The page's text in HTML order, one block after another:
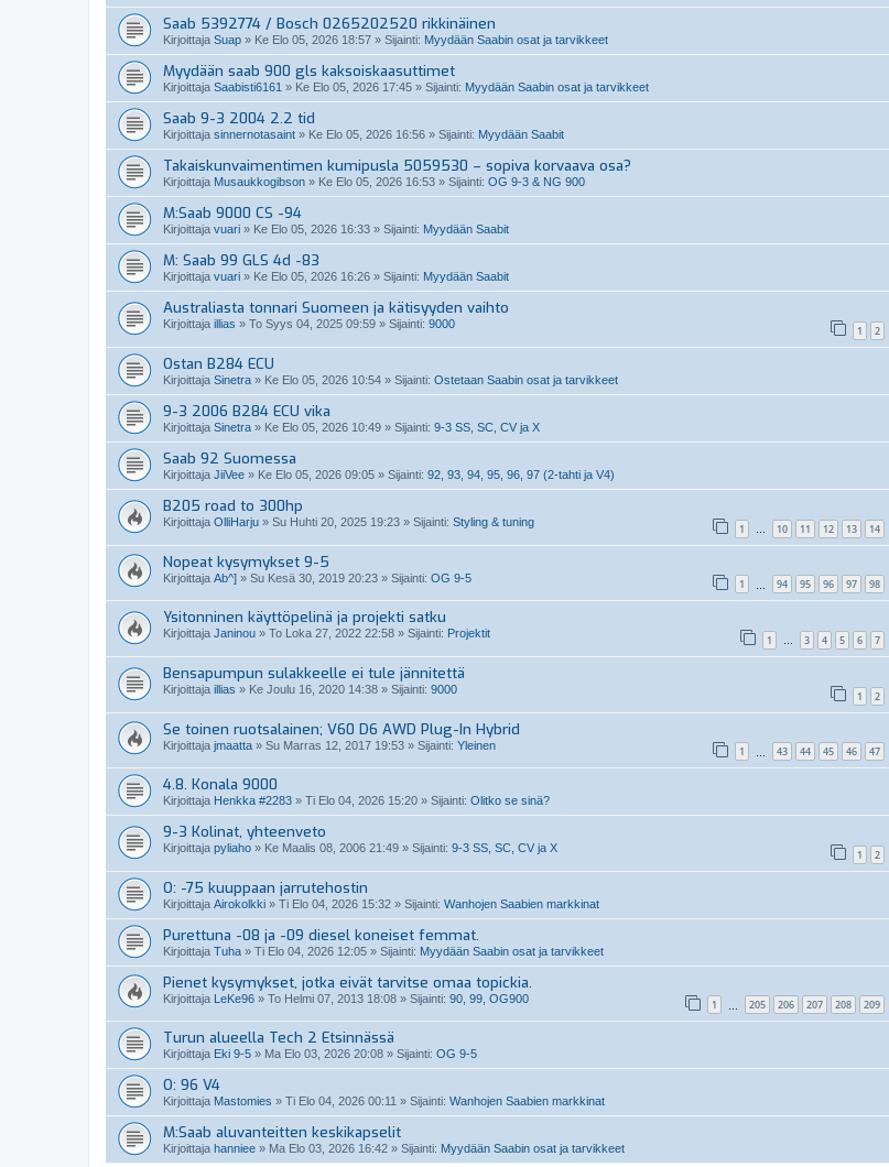
Saab 5392774 / Bosch 0265202520 rikkinäinen
Kirjoittaja Suap » Ke Elo 05, 2026 18:57 » Sijainti: Myydään Saabin osat ja tarvikkeet
Myydään saab 900 gls kaksoiskaasuttimet
Kirjoittaja Saabisti6161 » Ke Elo 05, 2026 17:45 » Sijainti: Myydään Saabin osat ja tarvikkeet
Saab 9-3 2004 2.2 tid
Kirjoittaja sinnernotasaint » Ke Elo 05, 2026 16:56 » Sijainti: Myydään Saabit
Takaiskunvaimentimen kumipusla 5059530 – sopiva korvaava osa?
Kirjoittaja Musaukkogibson » Ke Elo 05, 2026 16:53 » Sijainti: OG 9-3 & NG 900
M:Saab 9000 CS -94
Kirjoittaja vuari » Ke Elo 05, 2026 16:33 » Sijainti: Myydään Saabit
M: Saab 99 GLS 4d -83
Kirjoittaja vuari » Ke Elo 05, 2026 16:26 » Sijainti: Myydään Saabit
Australiasta tonnari Suomeen ja kätisyyden vaihto
Kirjoittaja illias » To Syys 04, 2025 09:59 » Sijainti: 9000 1 2
Ostan B284 ECU
Kirjoittaja Sinetra » Ke Elo 05, 2026 10:54 » Sijainti: Ostetaan Saabin osat ja tarvikkeet
9-3 2006 B284 ECU vika
Kirjoittaja Sinetra » Ke Elo 05, 2026 10:49 » Sijainti: 9-3 SS, SC, CV ja X
Saab 92 Suomessa
Kirjoittaja JiiVee » Ke Elo 05, 2026 09:05 » Sijainti: 92, 93, 94, 95, 96, 97 (2-tahti ja V4)
B205 road to 300hp
Kirjoittaja OlliHarju » Su Huhti 20, 2025 19:23 » Sijainti: Styling & tuning 1 … 10 11 12 13 14
Nopeat kysymykset 9-5
Kirjoittaja Ab^] » Su Kesä 30, 2019 20:23 » Sijainti: OG 9-5 1 94 95 96 97 98
Ysitonninen käyttöpelinä ja projekti satku
Kirjoittaja Janinou » To Loka 27, 2022 22:58 » Sijainti: Projektit 1 … 3 4 5 6 7
Bensapumpun sulakkeelle ei tule jännitettä
Kirjoittaja illias » Ke Joulu 16, 2020 14:38 » Sijainti: 9000 1 2
Se toinen ruotsalainen; V60 D6 AWD Plug-In Hybrid
Kirjoittaja jmaatta » Su Marras 12, 2017 19:53 » Sijainti: Yleinen 1 43 44 45 46 47
4.8. Konala 9000
Kirjoittaja Henkka #2283 » Ti Elo 04, 2026 15:20 » Sijainti: Olitko se sinä?
9-3 Kolinat, yhteenveto
Kirjoittaja pyliaho » Ke Maalis 08, 2006 21:49 » Sijainti: 9-3 SS, SC, CV ja X 1 2
O: -75 kuuppaan jarrutehostin
Kirjoittaja Airokolkki » Ti Elo 04, 2026 15:32 » Sijainti: Wanhojen Saabien markkinat
Purettuna -08 ja -09 diesel koneiset femmat.
Kirjoittaja Tuha » Ti Elo 04, 2026 12:05 » Sijainti: Myydään Saabin osat ja tarvikkeet
Pienet kysymykset, jotka eivät tarvitse omaa topickia.
Kirjoittaja LeKe96 » To Helmi 07, 2013 18:08 » Sijainti: 90, 99, OG900 1 205 206 207 208 209
Turun alueella Tech 2 Etsinnässä
Kirjoittaja Eki 9-5 » Ma Elo 03, 2026 20:08 » Sijainti: OG 9-5
O: 96 V4
Kirjoittaja Mastomies » Ti Elo 04, 2026 00:11 » Sijainti: Wanhojen Saabien markkinat
M:Saab aluvanteitten keskikapselit
Kirjoittaja hanniee » Ma Elo 03, 2026 16:42 » Sijainti: Myydään Saabin osat ja tarvikkeet